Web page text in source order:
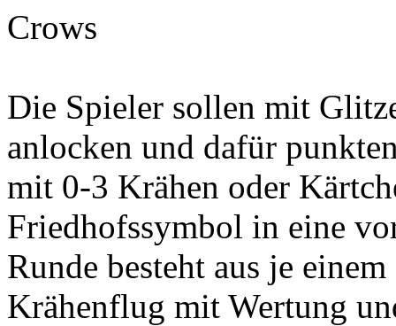
Crows
Die Spieler sollen mit
anlocken und dafür
mit 0-3 Krähen oder
Friedhofssymbol in eine
Runde besteht aus je
Krähenflug mit Wertung